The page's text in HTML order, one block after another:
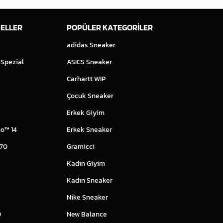
14
POPÜLER KATEGORİLER
adidas Sneaker
ASICS Sneaker
Carhartt WIP
Çocuk Sneaker
Erkek Giyim
Erkek Sneaker
Gramicci
Kadın Giyim
Kadın Sneaker
Nike Sneaker
New Balance